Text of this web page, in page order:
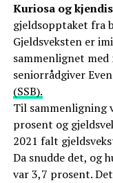
Kuriosa og
gjeldsopptaket fra
Gjeldsveksten er
sammenlignet
seniorrådgiver
(SSB).
Til sammenligning
prosent og
2021 falt
Da snudde det, og
var 3,7 prosent.